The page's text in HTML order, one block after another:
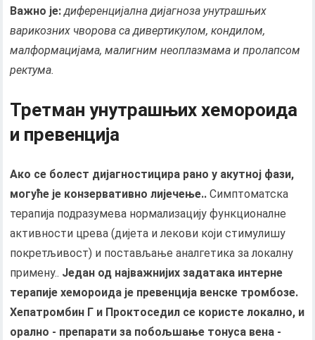
Важно је:диференцијална дијагноза унутрашњих
варикозних чворова са дивертикулом, кондилом,
малформацијама, малигним неоплазмама и пролапсом
ректума.
Третман унутрашњих хемороида
и превенција
Ако се болест дијагностицира рано у акутној фази,
могуће је конзервативно лијечење.. Симптоматска
терапија подразумева нормализацију функционалне
активности црева (дијета и лекови који стимулишу
покретљивост) и постављање аналгетика за локалну
примену.. Један од најважнијих задатака интерне
терапије хемороида је превенција венске тромбозе.
Хепатромбин Г и Проктоседил се користе локално, и
орално - препарати за побољшање тонуса вена -